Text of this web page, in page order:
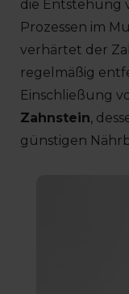
die Entstehung
Prozessen im
verhärtet der
regelmäßig
Einschließung
Zahnstein,
günstigen